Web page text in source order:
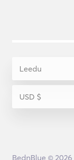
BednBlue © 2026